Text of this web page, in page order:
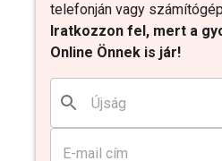
telefonján vagy
Iratkozzon fel, mert a
Online Önnek is jár!